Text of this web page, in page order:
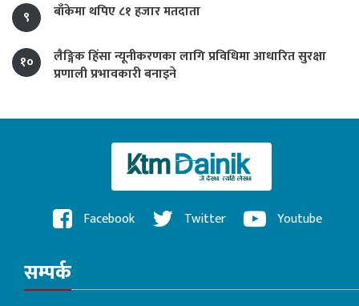
९ बाँकेमा थपिए ८१ हजार मतदाता
१०
लैङ्गिक हिंसा न्यूनीकरणका लागि प्रविधिमा आधारित सुरक्षा
प्रणाली प्रभावकारी बनाइने
Facebook Twitter Youtube
सम्पर्क